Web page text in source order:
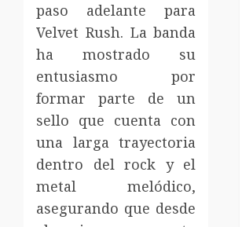
paso adelante para
Velvet Rush. La banda
ha mostrado su
entusiasmo por
formar parte de un
sello que cuenta con
una larga trayectoria
dentro del rock y el
metal melódico,
asegurando que desde